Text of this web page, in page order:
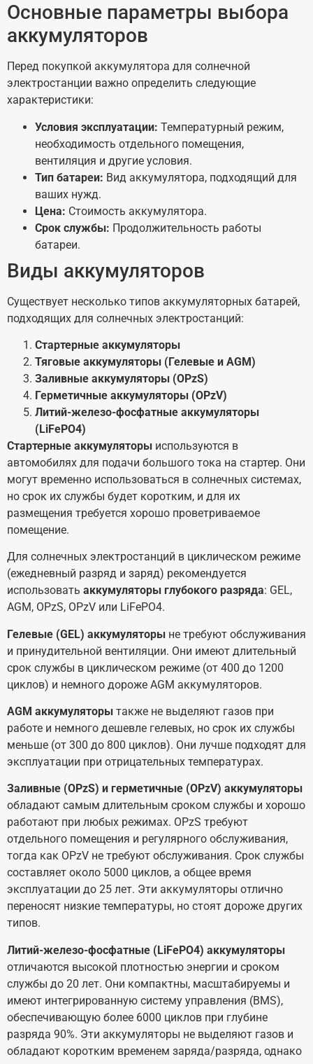
Основные параметры выбора
аккумуляторов
Перед покупкой аккумулятора для солнечной
электростанции важно определить следующие
характеристики:
Условия эксплуатации: Температурный режим,
необходимость отдельного помещения,
вентиляция и другие условия.
Тип батареи: Вид аккумулятора, подходящий для
ваших нужд.
Цена: Стоимость аккумулятора.
Срок службы: Продолжительность работы
батареи.
Виды аккумуляторов
Существует несколько типов аккумуляторных батарей,
подходящих для солнечных электростанций:
Стартерные аккумуляторы
Тяговые аккумуляторы (Гелевые и AGM)
Заливные аккумуляторы (OPzS)
Герметичные аккумуляторы (OPzV)
Литий-железо-фосфатные аккумуляторы
(LiFePO4)
Стартерные аккумуляторы используются в
автомобилях для подачи большого тока на стартер. Они
могут временно использоваться в солнечных системах,
но срок их службы будет коротким, и для их
размещения требуется хорошо проветриваемое
помещение.
Для солнечных электростанций в циклическом режиме
(ежедневный разряд и заряд) рекомендуется
использовать аккумуляторы глубокого разряда: GEL,
AGM, OPzS, OPzV или LiFePO4.
Гелевые (GEL) аккумуляторы не требуют обслуживания
и принудительной вентиляции. Они имеют длительный
срок службы в циклическом режиме (от 400 до 1200
циклов) и немного дороже AGM аккумуляторов.
AGM аккумуляторы также не выделяют газов при
работе и немного дешевле гелевых, но срок их службы
меньше (от 300 до 800 циклов). Они лучше подходят для
эксплуатации при отрицательных температурах.
Заливные (OPzS) и герметичные (OPzV) аккумуляторы
обладают самым длительным сроком службы и хорошо
работают при любых режимах. OPzS требуют
отдельного помещения и регулярного обслуживания,
тогда как OPzV не требуют обслуживания. Срок службы
составляет около 5000 циклов, а общее время
эксплуатации до 25 лет. Эти аккумуляторы отлично
переносят низкие температуры, но стоят дороже других
типов.
Литий-железо-фосфатные (LiFePO4) аккумуляторы
отличаются высокой плотностью энергии и сроком
службы до 20 лет. Они компактны, масштабируемы и
имеют интегрированную систему управления (BMS),
обеспечивающую более 6000 циклов при глубине
разряда 90%. Эти аккумуляторы не выделяют газов и
обладают коротким временем заряда/разряда, однако